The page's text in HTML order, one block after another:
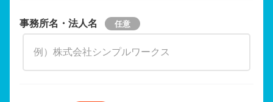
事務所名・法人名